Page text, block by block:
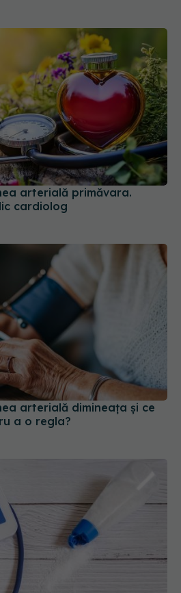
arterială primăvara.
cardiolog
arterială dimineața și ce
a o regla?
de sare și tensiunea